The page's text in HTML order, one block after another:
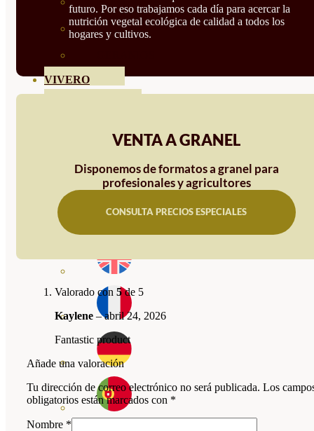
ROSALES
VIVERO
futuro. Por eso trabajamos cada día para acercar la
nutrición vegetal ecológica de calidad a todos los
hogares y cultivos.
VENTA A GRANEL
Disponemos de formatos a granel para
profesionales y agricultores
CONSULTA PRECIOS ESPECIALES
Valorado con 5de 5
Kaylene – abril 24, 2026
Fantastic product
Añade una valoración
Tu dirección de correo electrónico no será publicada. Los
obligatorios están marcados con *
Nombre *